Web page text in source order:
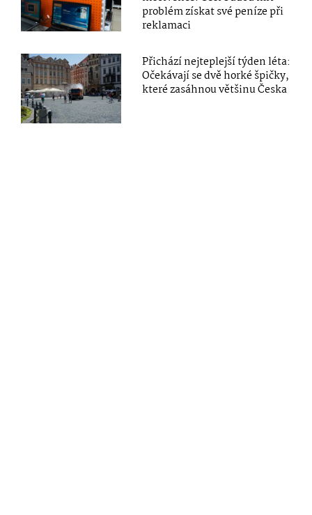
problém získat své peníze při
reklamaci
Přichází nejteplejší týden léta:
Očekávají se dvě horké špičky,
které zasáhnou většinu Česka